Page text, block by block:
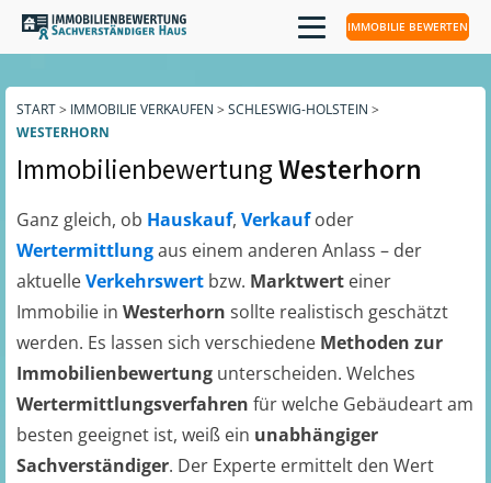
IMMOBILIE BEWERTEN
START> IMMOBILIE VERKAUFEN > SCHLESWIG-HOLSTEIN >
WESTERHORN
ImmobilienbewertungWesterhorn
Ganz gleich, ob Hauskauf, Verkaufoder
Wertermittlungaus einem anderen Anlass – der
aktuelleVerkehrswert bzw. Marktwert einer
Immobilie in Westerhorn sollte realistisch geschätzt
werden. Es lassen sich verschiedene Methoden zur
Immobilienbewertung unterscheiden. Welches
Wertermittlungsverfahren für welche Gebäudeart am
besten geeignet ist, weiß ein unabhängiger
Sachverständiger. Der Experte ermittelt den Wert